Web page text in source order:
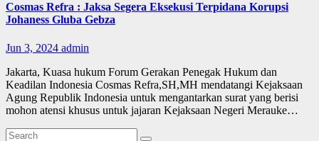
Cosmas Refra : Jaksa Segera Eksekusi Terpidana Korupsi
Johaness Gluba Gebza
Jun 3, 2024 admin
Jakarta, Kuasa hukum Forum Gerakan Penegak Hukum dan
Keadilan Indonesia Cosmas Refra,SH,MH mendatangi Kejaksaan
Agung Republik Indonesia untuk mengantarkan surat yang berisi
mohon atensi khusus untuk jajaran Kejaksaan Negeri Merauke…